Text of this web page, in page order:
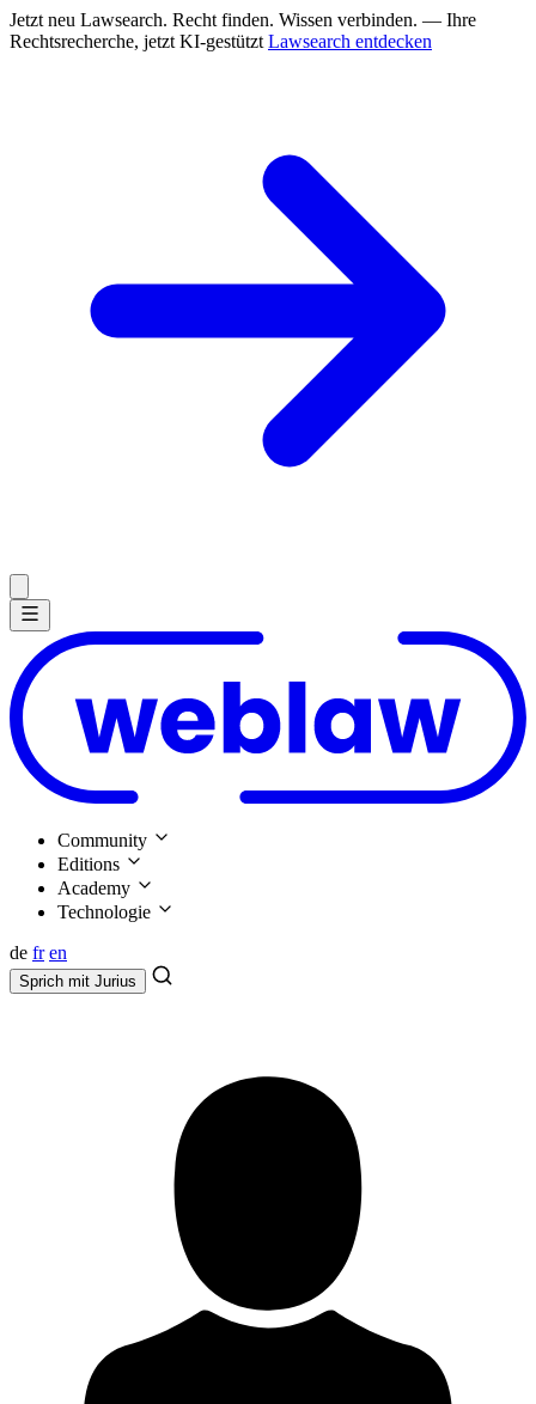
Jetzt neu Lawsearch. Recht finden. Wissen verbinden. — Ihre
Rechtsrecherche, jetzt KI-gestützt Lawsearch entdecken
Community
Editions
Academy
Technologie
de fr en
Sprich mit Jurius